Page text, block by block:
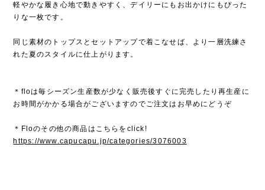
軽やかな履き心地で動きやすく、デイリーにもお出かけにもぴった
りな一枚です。
同じ素材のトップスとセットアップで着こなせば、より一層洗練さ
れた夏のスタイルに仕上がります。
＊floは毎シーズン生産数が少なく販売後すぐに完売したり再生産に
お時間がかかる場合がございますのでご注文はお早めにどうぞ
＊Floのその他の商品はこちらをclick!
https://www.capucapu.jp/categories/3076003